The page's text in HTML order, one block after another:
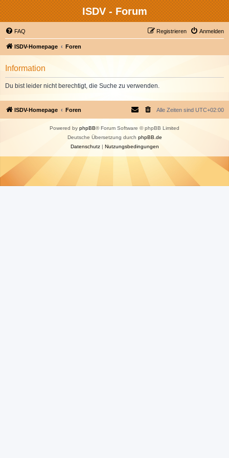
ISDV - Forum
FAQ Anmelden
Registrieren
ISDV-Homepage Foren
Information
Du bist leider nicht berechtigt, die Suche zu verwenden.
ISDV-Homepage Foren Alle Zeiten sind UTC+02:00
Powered by phpBB® Forum Software © phpBB Limited
Deutsche Übersetzung durch phpBB.de
Datenschutz| Nutzungsbedingungen